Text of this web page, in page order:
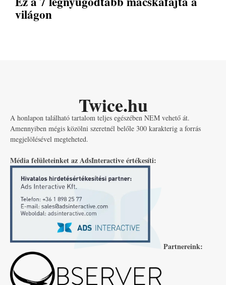
világon
Twice.hu
A honlapon található tartalom teljes egészében NEM vehető át.
Amennyiben mégis közölni szeretnél belőle 300 karakterig a forrás
megjelölésével megteheted.
Média felületeinket az AdsInteractive értékesíti:
Partnereink: